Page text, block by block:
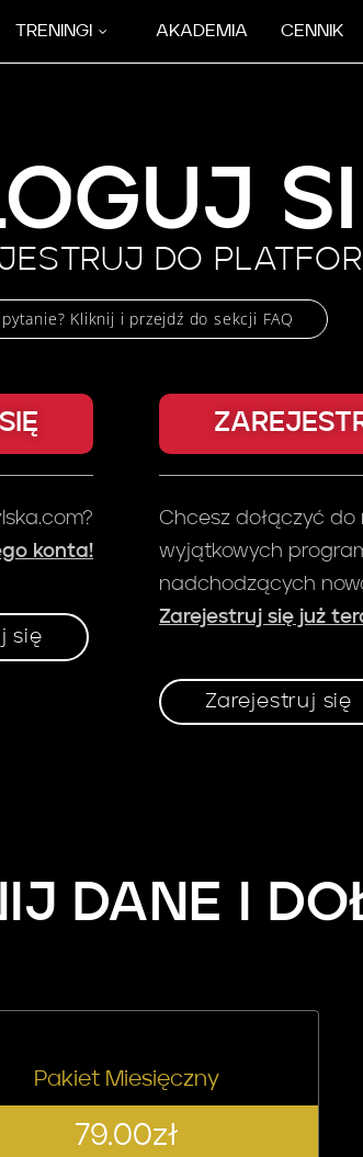
TRENINGI AKADEMIA CENNIK
DO
Kliknij i przejdź do sekcji FAQ
konta!
się
Chcesz dołączyć
wyjątkowych
nadchodzących
Zarejestruj się już
Zarejestruj się
DANE I
Pakiet Miesięczny
79.00zł